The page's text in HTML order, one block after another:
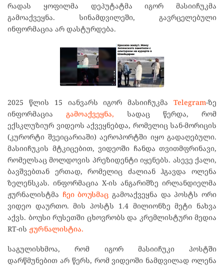
რადას ყოფილმა დეპუტატმა იგორ მასიიჩუკმა
გამოაქვეყნა. სინამდვილეში, გავრცელებული
ინფორმაცია არ დასტურდება.
2025 წლის 15 იანვარს იგორ მასიიჩუკმა Telegram-ზე
ინფორმაცია გამოაქვეყნა, სადაც წერდა, რომ
ექსკლუზიურ ვიდეოს აქვეყნებდა, რომელიც სან-მორიცის
(კურორტი შვეიცარიაში) აეროპორტში იყო გადაღებული.
მასიიჩუკის მტკიცებით, ვიდეოში ჩანდა თვითმფრინავი,
რომელსაც მოლდოვის პრეზიდენტი იყენებს. ასევე ქალი,
ბავშვებთან ერთად, რომელიც ძალიან ჰგავდა ოლენა
ზელენსკას. ინფორმაცია X-ის ანგარიშზე ირლანდიელმა
ჟურნალისტმა ჩეი ბოუსმაც გამოაქვეყნა და პოსტს ორი
ვიდეო დაურთო. მის პოსტს 1.4 მილიონზე მეტი ნახვა
აქვს. ბოუსი რუსეთში ცხოვრობს და კრემლისტური მედია
RT-ის ჟურნალისტია.
საგულისხმოა, რომ იგორ მასიიჩუკი პოსტში
დარწმუნებით არ წერს, რომ ვიდეოში ნამდვილად ოლენა